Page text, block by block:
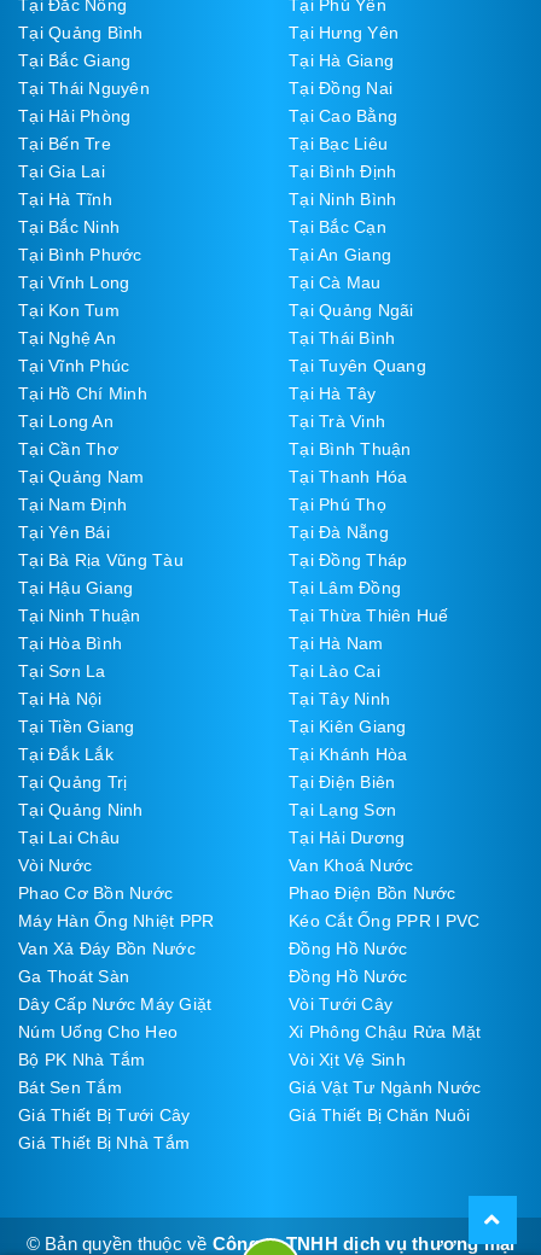
Tại Đắc Nông
Tại Phú Yên
Tại Quảng Bình
Tại Hưng Yên
Tại Bắc Giang
Tại Hà Giang
Tại Thái Nguyên
Tại Đồng Nai
Tại Hải Phòng
Tại Cao Bằng
Tại Bến Tre
Tại Bạc Liêu
Tại Gia Lai
Tại Bình Định
Tại Hà Tĩnh
Tại Ninh Bình
Tại Bắc Ninh
Tại Bắc Cạn
Tại Bình Phước
Tại An Giang
Tại Vĩnh Long
Tại Cà Mau
Tại Kon Tum
Tại Quảng Ngãi
Tại Nghệ An
Tại Thái Bình
Tại Vĩnh Phúc
Tại Tuyên Quang
Tại Hồ Chí Minh
Tại Hà Tây
Tại Long An
Tại Trà Vinh
Tại Cần Thơ
Tại Bình Thuận
Tại Quảng Nam
Tại Thanh Hóa
Tại Nam Định
Tại Phú Thọ
Tại Yên Bái
Tại Đà Nẵng
Tại Bà Rịa Vũng Tàu
Tại Đồng Tháp
Tại Hậu Giang
Tại Lâm Đồng
Tại Ninh Thuận
Tại Thừa Thiên Huế
Tại Hòa Bình
Tại Hà Nam
Tại Sơn La
Tại Lào Cai
Tại Hà Nội
Tại Tây Ninh
Tại Tiền Giang
Tại Kiên Giang
Tại Đắk Lắk
Tại Khánh Hòa
Tại Quảng Trị
Tại Điện Biên
Tại Quảng Ninh
Tại Lạng Sơn
Tại Lai Châu
Tại Hải Dương
Vòi Nước
Van Khoá Nước
Phao Cơ Bồn Nước
Phao Điện Bồn Nước
Máy Hàn Ống Nhiệt PPR
Kéo Cắt Ống PPR l PVC
Van Xả Đáy Bồn Nước
Đồng Hồ Nước
Ga Thoát Sàn
Đồng Hồ Nước
Dây Cấp Nước Máy Giặt
Vòi Tưới Cây
Núm Uống Cho Heo
Xi Phông Chậu Rửa Mặt
Bộ PK Nhà Tắm
Vòi Xịt Vệ Sinh
Bát Sen Tắm
Giá Vật Tư Ngành Nước
Giá Thiết Bị Tưới Cây
Giá Thiết Bị Chăn Nuôi
Giá Thiết Bị Nhà Tắm
© Bản quyền thuộc về Công ty TNHH dịch vụ thương mại